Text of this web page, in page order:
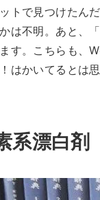
トで見つけたん
は不明。あと、
す。こちらも、
はかいてるとは
系漂白剤